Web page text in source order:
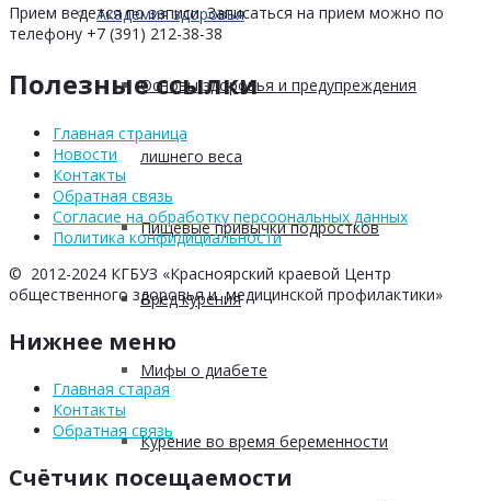
Академия здоровья
Основы здоровья и предупреждения
лишнего веса
Пищевые привычки подростков
Вред курения
Мифы о диабете
Курение во время беременности
Прием ведется по записи. Записаться на прием можно по
телефону +7 (391) 212-38-38
Полезные ссылки
Главная страница
Новости
Контакты
Обратная связь
Согласие на обработку персоональных данных
Политика конфидициальности
© 2012-2024 КГБУЗ «Красноярский краевой Центр
общественного здоровья и медицинской профилактики»
Нижнее меню
Главная старая
Контакты
Обратная связь
Счётчик посещаемости